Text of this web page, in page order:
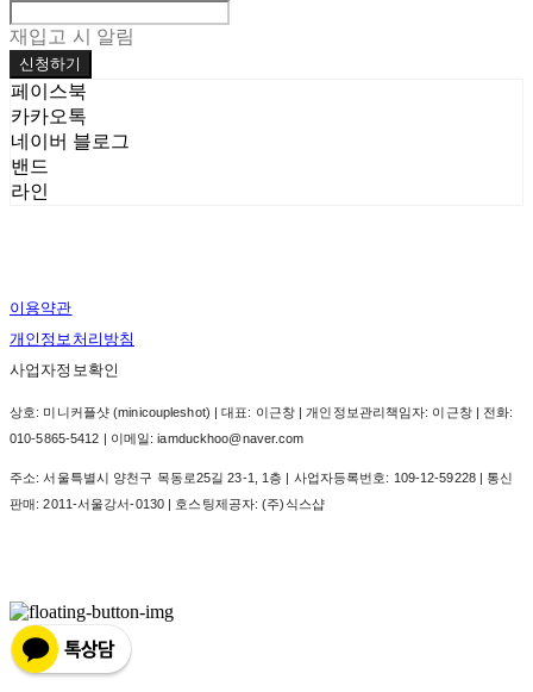
재입고 시 알림
신청하기
페이스북
카카오톡
네이버 블로그
밴드
라인
이용약관
개인정보처리방침
사업자정보확인
상호: 미니커플샷 (minicoupleshot) | 대표: 이근창 | 개인정보관리책임자: 이근창 | 전화:
010-5865-5412 | 이메일: iamduckhoo@naver.com
주소: 서울특별시 양천구 목동로25길 23-1, 1층 | 사업자등록번호: 109-12-59228| 통신
판매:2011-서울강서-0130 | 호스팅제공자: (주)식스샵